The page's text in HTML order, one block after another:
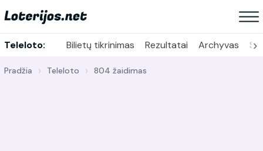
Teleloto: Bilietų tikrinimas Rezultatai Archyvas ›
Pradžia Teleloto 804 žaidimas